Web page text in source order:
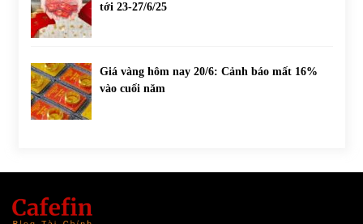
tới 23-27/6/25
Giá vàng hôm nay 20/6: Cảnh báo mất 16%
vào cuối năm